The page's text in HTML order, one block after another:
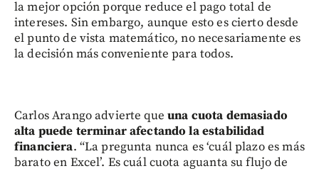
la mejor opción porque reduce el pago total de
intereses. Sin embargo, aunque esto es cierto desde
el punto de vista matemático, no necesariamente es
la decisión más conveniente para todos.
Carlos Arango advierte queuna cuota demasiado
alta puede terminar afectando la estabilidad
financiera. “La pregunta nunca es ‘cuál plazo es más
barato en Excel’. Es cuál cuota aguanta su flujo de